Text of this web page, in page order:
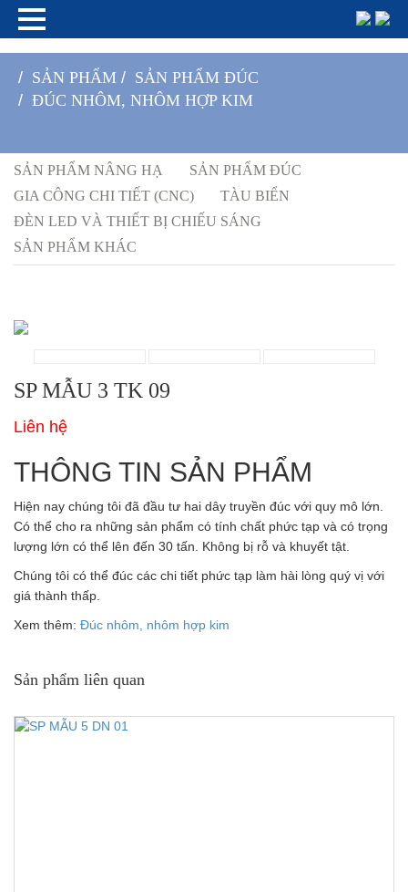
/ SẢN PHẨM / SẢN PHẨM ĐÚC
/ ĐÚC NHÔM, NHÔM HỢP KIM
SẢN PHẨM NÂNG HẠ
SẢN PHẨM ĐÚC
GIA CÔNG CHI TIẾT (CNC)
TÀU BIỂN
ĐÈN LED VÀ THIẾT BỊ CHIẾU SÁNG
SẢN PHẨM KHÁC
SP MẪU 3 TK 09
Liên hệ
THÔNG TIN SẢN PHẨM
Hiện nay chúng tôi đã đầu tư hai dây truyền đúc với quy mô lớn.
Có thể cho ra những sản phẩm có tính chất phức tạp và có trọng
lượng lớn có thể lên đến 30 tấn. Không bị rỗ và khuyết tật.
Chúng tôi có thể đúc các chi tiết phức tạp làm hài lòng quý vị với
giá thành thấp.
Xem thêm: Đúc nhôm, nhôm hợp kim
Sản phẩm liên quan